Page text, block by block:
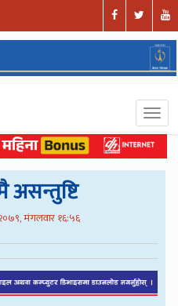
असन्तुष्टि
मंगलवार १६:५६